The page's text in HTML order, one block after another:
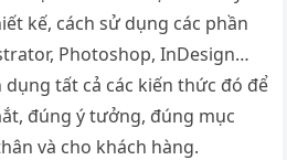
kế, cách sử dụng các phần
Photoshop, InDesign…
tất cả các kiến thức đó để
đúng ý tưởng, đúng mục
và cho khách hàng.